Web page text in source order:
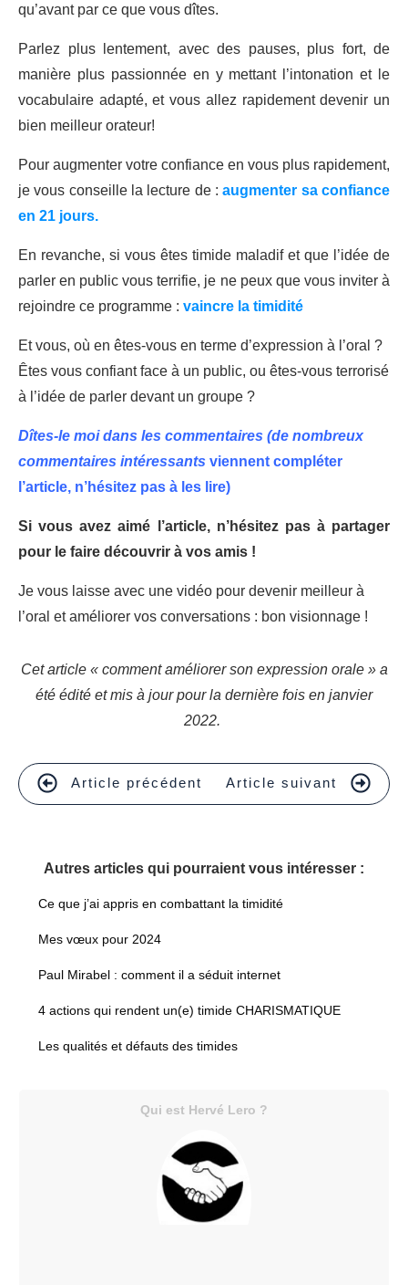
qu’avant par ce que vous dîtes.
Parlez plus lentement, avec des pauses, plus fort, de
manière plus passionnée en y mettant l’intonation et le
vocabulaire adapté, et vous allez rapidement devenir un
bien meilleur orateur!
Pour augmenter votre confiance en vous plus rapidement,
je vous conseille la lecture de :augmenter sa confiance
en 21 jours.
En revanche, si vous êtes timide maladif et que l’idée de
parler en public vous terrifie, je ne peux que vous inviter à
rejoindre ce programme : vaincre la timidité
Et vous, où en êtes-vous en terme d’expression à l’oral ?
Êtes vous confiant face à un public, ou êtes-vous terrorisé
à l’idée de parler devant un groupe ?
Dîtes-le moi dans les commentaires (de nombreux
commentaires intéressants viennent compléter
l’article, n’hésitez pas à les lire)
Si vous avez aimé l’article, n’hésitez pas à partager
pour le faire découvrir à vos amis !
Je vous laisse avec une vidéo pour devenir meilleur à
l’oral et améliorer vos conversations : bon visionnage !
Cet article « comment améliorer son expression orale » a
été édité et mis à jour pour la dernière fois en janvier
2022.
Article précédent Article suivant
Autres articles qui pourraient vous intéresser :
Ce que j’ai appris en combattant la timidité
Mes vœux pour 2024
Paul Mirabel : comment il a séduit internet
4 actions qui rendent un(e) timide CHARISMATIQUE
Les qualités et défauts des timides
Qui est Hervé Lero ?